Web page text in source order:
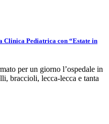
Pediatrica con “Estate in
per un giorno l’ospedale in
braccioli, lecca-lecca e tanta